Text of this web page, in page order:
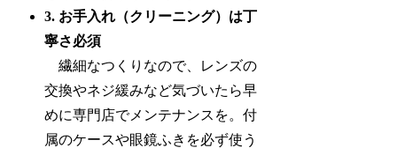
3. お手入れ（クリーニング）は丁
寧さ必須
繊細なつくりなので、レンズの
交換やネジ緩みなど気づいたら早
めに専門店でメンテナンスを。付
属のケースや眼鏡ふきを必ず使う